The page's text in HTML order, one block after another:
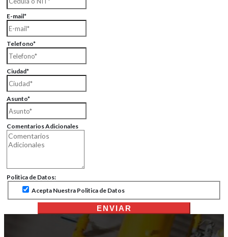
E-mail*
Telefono*
Ciudad*
Asunto*
Comentarios Adicionales
Politica de Datos:
Acepta Nuestra Politica de Datos
ENVIAR